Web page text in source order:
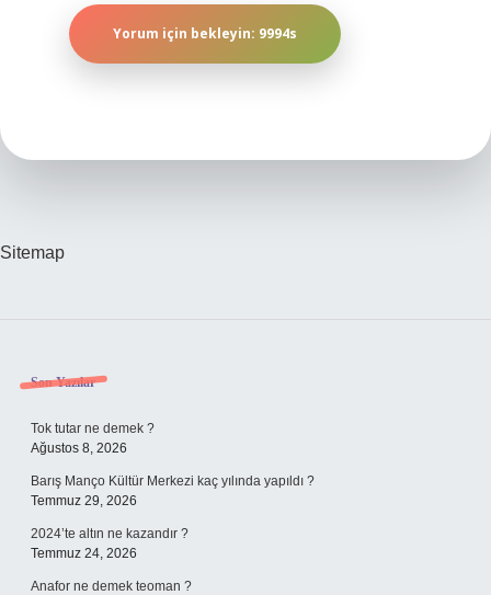
Sitemap
Sidebar
Son Yazılar
Tok tutar ne demek ?
Ağustos 8, 2026
Barış Manço Kültür Merkezi kaç yılında yapıldı ?
Temmuz 29, 2026
2024’te altın ne kazandır ?
Temmuz 24, 2026
Anafor ne demek teoman ?